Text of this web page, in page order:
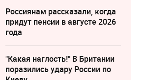
Россиянам рассказали, когда
придут пенсии в августе 2026
года
"Какая наглость!" В Британии
поразились удару России по